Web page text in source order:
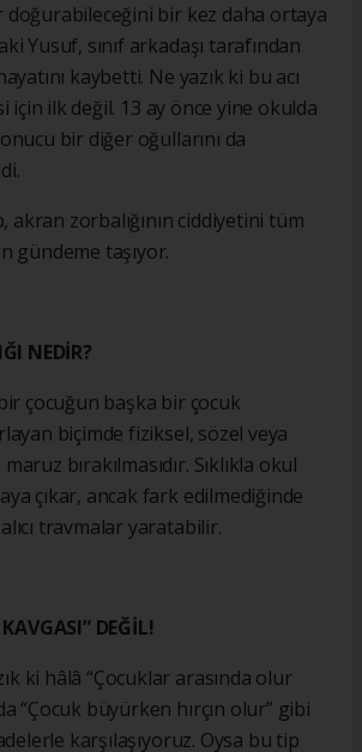
doğurabileceğini bir kez daha ortaya
Yusuf, sınıf arkadaşı tarafından
kaybetti. Ne yazık ki bu acı
için ilk değil. 13 ay önce yine okulda
bir diğer oğullarını da
akran zorbalığının ciddiyetini tüm
gündeme taşıyor.
NEDİR?
çocuğun başka bir çocuk
biçimde fiziksel, sözel veya
bırakılmasıdır. Sıklıkla okul
çıkar, ancak fark edilmediğinde
travmalar yaratabilir.
DEĞİL!
ki hâlâ “Çocuklar arasında olur
“Çocuk büyürken hırçın olur” gibi
karşılaşıyoruz. Oysa bu tip